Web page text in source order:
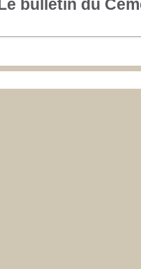
Le bulletin du